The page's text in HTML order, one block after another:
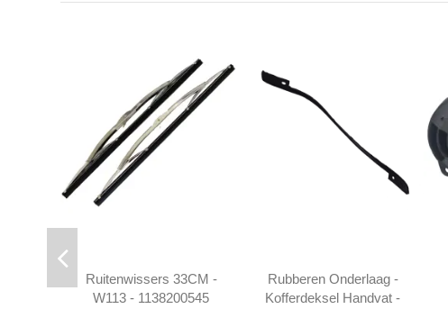
Ruitenwissers 33CM -
W113 - 1138200545
Rubberen Onderlaag -
Kofferdeksel Handvat -